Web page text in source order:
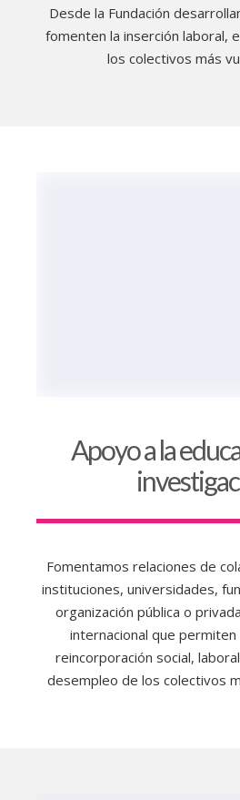
Desde la Fundación
fomenten la inserción laboral,
los colectivos más
Apoyo a la
Fomentamos relaciones de
instituciones, universidades,
organización pública o
internacional que
reincorporación social,
desempleo de los colectivos